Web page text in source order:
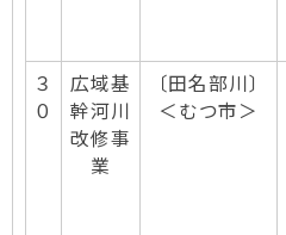
３
０
広域基
幹河川
改修事
業
〔田名部川〕
＜むつ市＞